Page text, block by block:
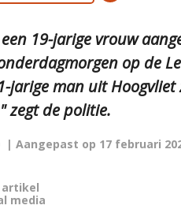
19-jarige vrouw
op de
jarige man uit
zegt de politie.
| Aangepast op 17 februari
artikel
media